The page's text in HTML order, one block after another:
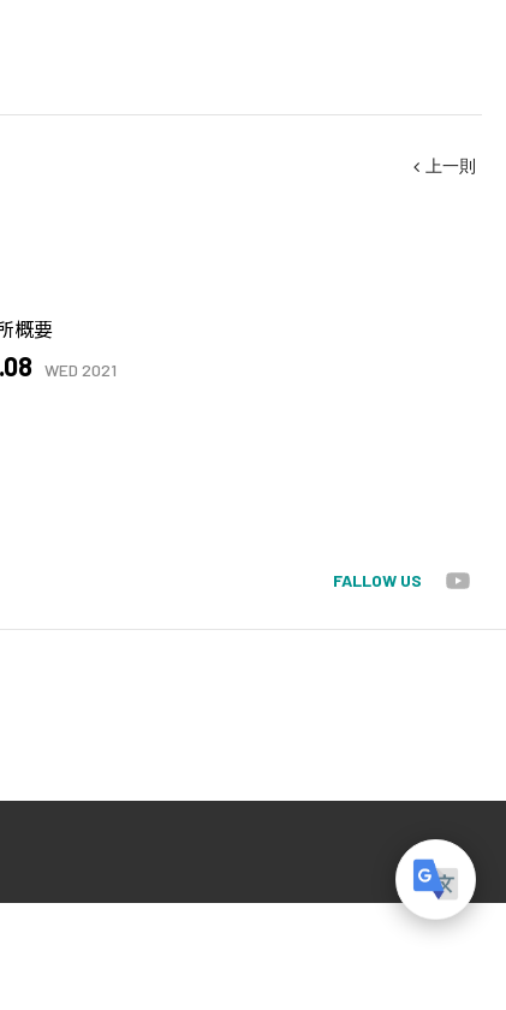
上一則
概要
WED 2021
FALLOW US